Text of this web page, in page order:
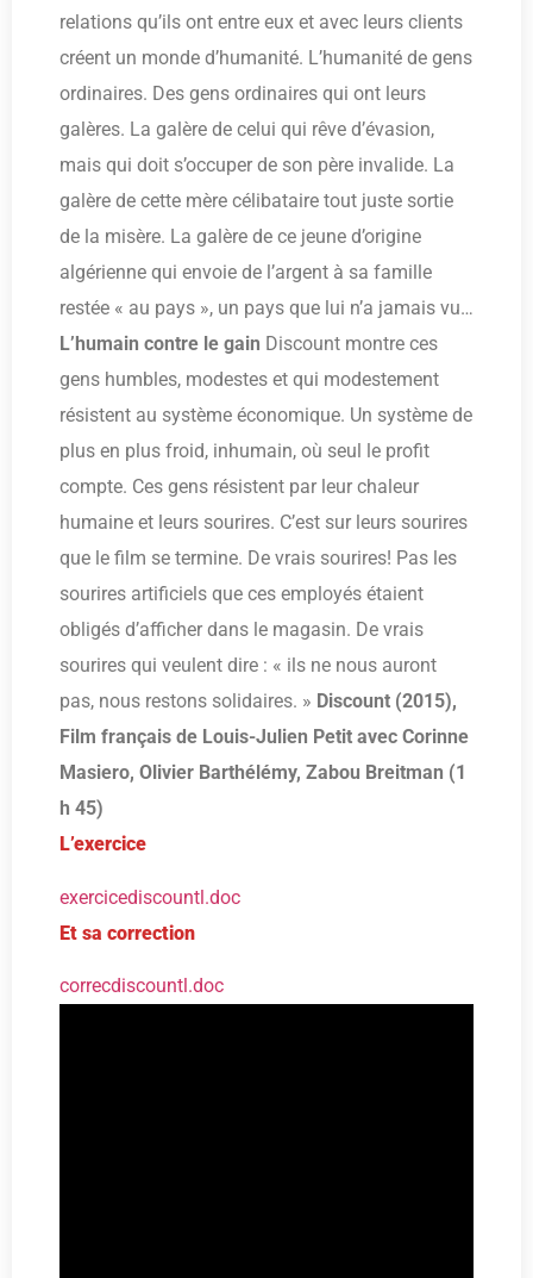
relations qu’ils ont entre eux et avec leurs clients
créent un monde d’humanité. L’humanité de gens
ordinaires. Des gens ordinaires qui ont leurs
galères. La galère de celui qui rêve d’évasion,
mais qui doit s’occuper de son père invalide. La
galère de cette mère célibataire tout juste sortie
de la misère. La galère de ce jeune d’origine
algérienne qui envoie de l’argent à sa famille
restée « au pays », un pays que lui n’a jamais vu…
L’humain contre le gain Discount montre ces
gens humbles, modestes et qui modestement
résistent au système économique. Un système de
plus en plus froid, inhumain, où seul le profit
compte. Ces gens résistent par leur chaleur
humaine et leurs sourires. C’est sur leurs sourires
que le film se termine. De vrais sourires! Pas les
sourires artificiels que ces employés étaient
obligés d’afficher dans le magasin. De vrais
sourires qui veulent dire : « ils ne nous auront
pas, nous restons solidaires. » Discount (2015),
Film français de Louis-Julien Petit avec Corinne
Masiero, Olivier Barthélémy, Zabou Breitman (1
h 45)
L’exercice
exercicediscountl.doc
Et sa correction
correcdiscountl.doc